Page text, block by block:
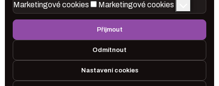
Marketingové cookies Marketingové cookies
Přijmout
Odmítnout
Nastavení cookies